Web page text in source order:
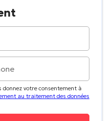
votre consentement à
au traitement des données